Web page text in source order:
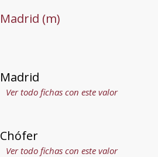
Madrid (m)
Madrid
Ver todo fichas con este valor
Chófer
Ver todo fichas con este valor